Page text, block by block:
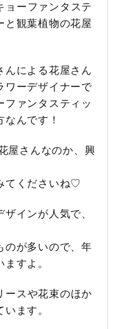
ョーファンタステ
と観葉植物の花屋
んによる花屋さん
ワーデザイナーで
ファンタスティッ
んです！
屋さんなのか、興
てくださいね♡
インが人気で、
のが多いので、年
すよ。
ースや花束のほか
ます。